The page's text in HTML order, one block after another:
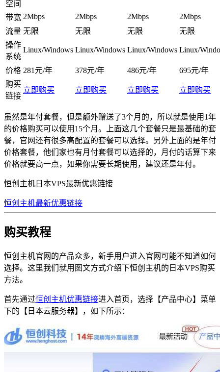
空间
带宽 2Mbps 2Mbps 2Mbps
2Mbps
流量 无限 无限 无限
无限
操作
系统
Linux/Windows Linux/Windows Linux/Windows Linux/
价格 281元/年 378元/年 486元/年
695元/年
购买
链接
立即购买 立即购买 立即购买 立即购买
虽然是年付套餐，但是额外赠送了3个月的，所以就是使用1年
的价格购买可以使用15个月。上面这几个套餐只是最基础的套
餐，官网还有很多高配置的套餐可以选择。另外上面的是年付
价格套餐，他们家也有月付套餐可以选择的，月付的话算下来
价格就要高一点，如果你需要长期使用，建议还是年付。
恒创主机日本VPS最新优惠链接
恒创主机最新优惠链接
购买教程
恒创主机官网的产品众多，新手用户进入官网可能不知道如何
选择。这里我们就用图文方式介绍下恒创主机的日本VPS购买
方法。
首先通过恒创主机优惠链接进入首页，选择【产品中心】菜单
下的【日本云服务器】，如下所示：